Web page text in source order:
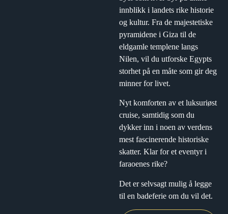
innblikk i landets rike historie
og kultur. Fra de majestetiske
pyramidene i Giza til de
eldgamle templene langs
Nilen, vil du utforske Egypts
storhet på en måte som gir deg
minner for livet.
Nyt komforten av et luksuriøst
cruise, samtidig som du
dykker inn i noen av verdens
mest fascinerende historiske
skatter. Klar for et eventyr i
faraoenes rike?
Det er selvsagt mulig å legge
til en badeferie om du vil det.